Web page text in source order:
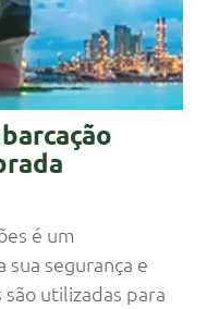
é um
segurança e
utilizadas para